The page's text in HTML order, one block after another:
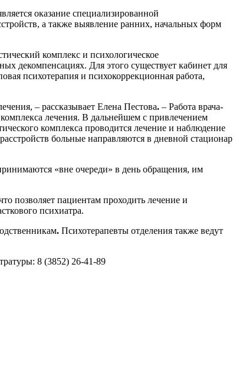
оказание специализированной
а также выявление ранних, начальных форм
комплекс и психологическое
декомпенсациях. Для этого существует кабинет для
психотерапия и психокоррекционная работа,
– рассказывает Елена Пестова. – Работа врача-
комплекса лечения. В дальнейшем с привлечением
комплекса проводится лечение и наблюдение
больные направляются в дневной стационар
«вне очереди» в день обращения, им
позволяет пациентам проходить лечение и
психиатра.
. Психотерапевты отделения также ведут
8 (3852) 26-41-89